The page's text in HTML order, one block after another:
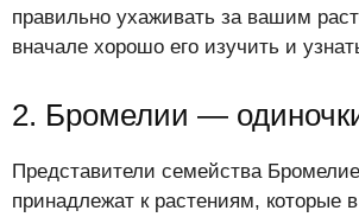
правильно ухаживать за вашим
вначале хорошо его изучить и
2. Бромелии —
Представители семейства
принадлежат к растениям, которые в